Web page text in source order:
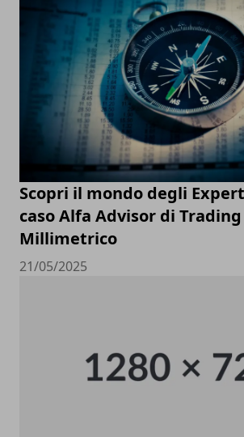
Scopri il mondo degli
caso Alfa Advisor di Trading
Millimetrico
21/05/2025